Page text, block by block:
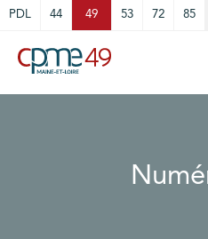
PDL 44 49 53 72 85
Cookies management panel